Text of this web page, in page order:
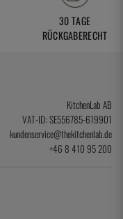
30 TAGE
RÜCKGABERECHT
KitchenLab AB
VAT-ID: SE556785-619901
kundenservice@thekitchenlab.de
+46 8 410 95 200